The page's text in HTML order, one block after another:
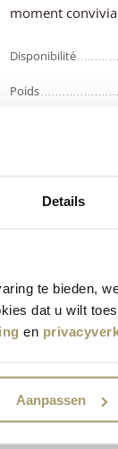
Details
te bieden,
dat u wilt
en
Aanpassen
moment
Disponibilité
Poids